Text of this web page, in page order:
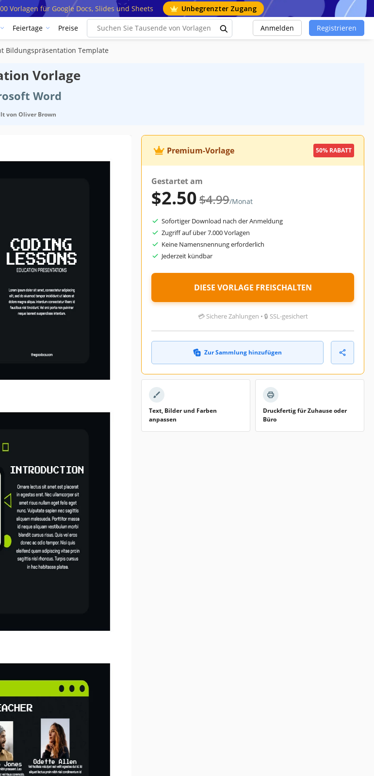
Vorlagen für Google Docs, Slides und Sheets Unbegrenzter Zugang
Feiertage Preise Anmelden Registrieren
Bildungspräsentation Template
Vorlage
Word
von Oliver Brown
Premium-Vorlage 50% RABATT
Gestartet am
$2.50$4.99/Monat
Sofortiger Download nach der Anmeldung
Zugriff auf über 7.000 Vorlagen
Keine Namensnennung erforderlich
Jederzeit kündbar
DIESE VORLAGE FREISCHALTEN
💳 Sichere Zahlungen • 🔒 SSL-gesichert
Zur Sammlung hinzufügen
Text, Bilder und Farben
anpassen
Druckfertig für Zuhause oder
Büro